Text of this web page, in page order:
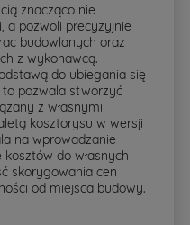
znacząco nie
a pozwoli precyzyjnie
budowlanych oraz
z wykonawcą.
do ubiegania się
pozwala stworzyć
z własnymi
kosztorysu w wersji
na wprowadzanie
do własnych
skorygowania cen
od miejsca budowy.